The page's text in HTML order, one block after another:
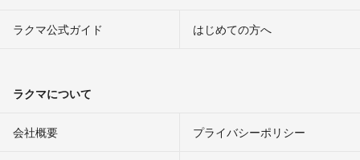
ラクマ公式ガイド はじめての方へ
ラクマについて
会社概要 プライバシーポリシー